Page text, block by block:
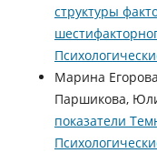
структуры
Марина
Паршикова,
показатели